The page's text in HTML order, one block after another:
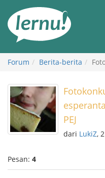
daftar
Forum Berita-berita
PEJ
dari LukiZ,
Pesan: 4